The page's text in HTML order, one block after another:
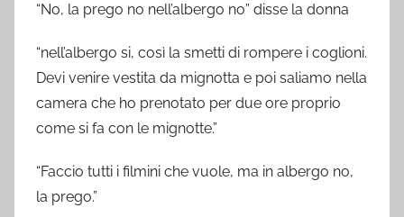
“No, la prego no nell’albergo no” disse la donna
“nell’albergo si, così la smetti di rompere i coglioni.
Devi venire vestita da mignotta e poi saliamo nella
camera che ho prenotato per due ore proprio
come si fa con le mignotte.”
“Faccio tutti i filmini che vuole, ma in albergo no,
la prego.”